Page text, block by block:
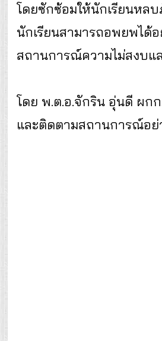
โดยซักซ้อมให้นักเรียนหลบ
นักเรียนสามารถอพยพได้
สถานการณ์ความไม่สงบ
โดย พ.ต.อ.จักริน อุ่นดี ผก
และติดตามสถานการณ์อย่